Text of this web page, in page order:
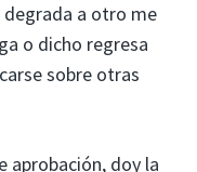
degrada a otro me
o dicho regresa
sobre otras
aprobación, doy la